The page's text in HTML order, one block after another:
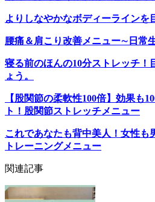
よりしなやかなボディーライン
腰痛＆肩こり改善メニュー∼日常
寝る前のほんの10分ストレッチ！
ょう。
【股関節の柔軟性100倍】効果も
ト！股関節ストレッチメニュー
これであなたも背中美人！女性も
トレーニングメニュー
関連記事